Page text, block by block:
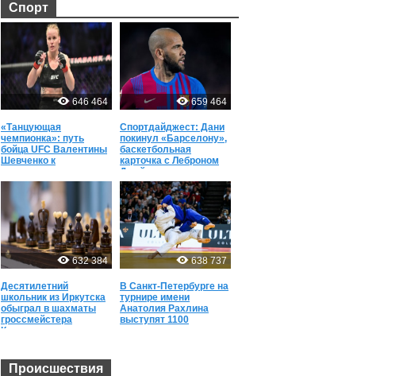
Спорт
646 464
«Танцующая
чемпионка»: путь
бойца UFC Валентины
Шевченко к
659 464
Спортдайджест: Дани
покинул «Барселону»,
баскетбольная
карточка с Леброном
Джеймсом, силач из
Египта
632 384
Десятилетний
школьник из Иркутска
обыграл в шахматы
гроссмейстера
Карякина
638 737
В Санкт-Петербурге на
турнире имени
Анатолия Рахлина
выступят 1100
Происшествия